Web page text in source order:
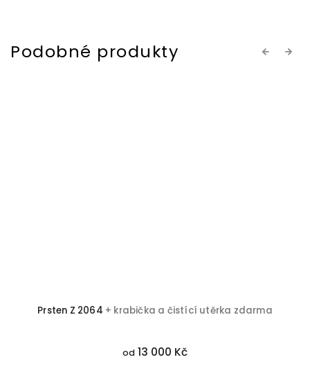
Previous
Prsten Z 2064 + krabička a čistící utěrka zdarma
od 13 000 Kč
Next